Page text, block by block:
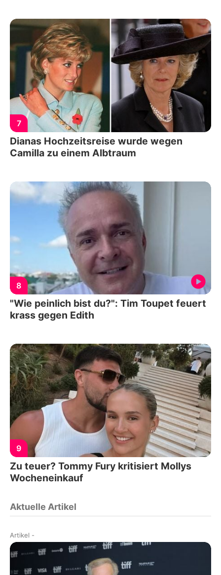
7
Dianas Hochzeitsreise wurde wegen
Camilla zu einem Albtraum
8
"Wie peinlich bist du?": Tim Toupet feuert
krass gegen Edith
9
Zu teuer? Tommy Fury kritisiert Mollys
Wocheneinkauf
Aktuelle Artikel
Artikel -